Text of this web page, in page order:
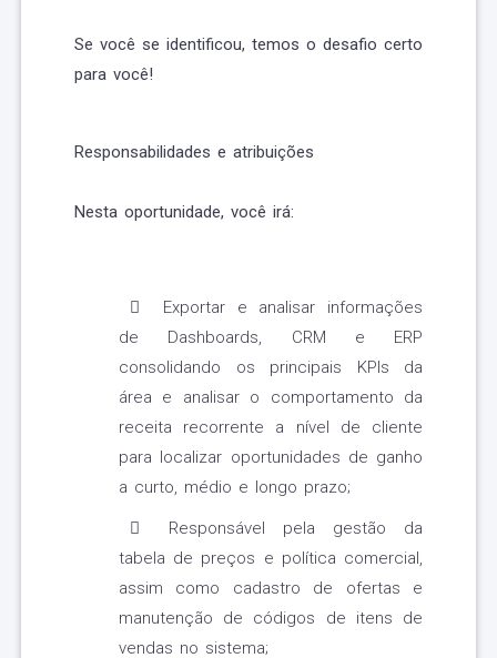
Se você se identificou, temos o desafio certo
para você!
Responsabilidades e atribuições
Nesta oportunidade, você irá:
Exportar e analisar informações
de Dashboards, CRM e ERP
consolidando os principais KPIs da
área e analisar o comportamento da
receita recorrente a nível de cliente
para localizar oportunidades de ganho
a curto, médio e longo prazo;
Responsável pela gestão da
tabela de preços e política comercial,
assim como cadastro de ofertas e
manutenção de códigos de itens de
vendas no sistema;